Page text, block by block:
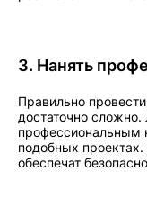
3. Нанять
Правильно
достаточно
профессиональным
подобных
обеспечат